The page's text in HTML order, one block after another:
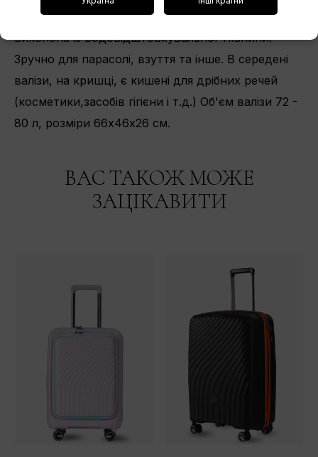
на блискавці. Одна із кишень з середени,
виконона із водовідштовхувальної тканини.
Зручно для парасолі, взуття та інше. В середені
валізи, на кришці, є кишені для дрібних речей
(косметики,засобів гігієни і т.д.) Об'єм валізи 72 -
80 л, розміри 66х46х26 см.
ВАС ТАКОЖ МОЖЕ
ЗАЦІКАВИТИ